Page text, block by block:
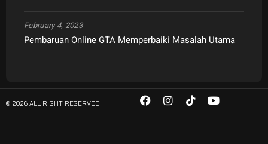
Pembaruan Online GTA Memperbaiki Masalah Utama
February 4, 2023
© 2026 ALL RIGHT RESERVED